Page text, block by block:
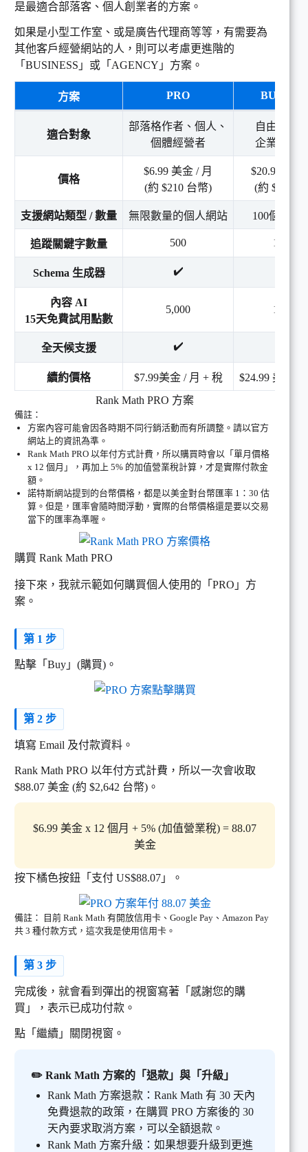
是最適合部落客、個人創業者的方案。
如果是小型工作室、或是廣告代理商等等，有需要為
其他客戶經營網站的人，則可以考慮更進階的
「BUSINESS」或「AGENCY」方案。
方案 PRO
適合對象
部落格作者、個人、
個體經營者
自由職業
企業及代
價格
$6.99 美金 / 月
(約 $210 台幣)
$20.99 美
(約 $630
支援網站類型 / 數量 無限數量的個人網站 100個客戶
追蹤關鍵字數量 500 10,000
Schema 生成器 ✔️
內容 AI
15天免費試用點數
5,000 12,000
全天候支援 ✔️
續約價格 $7.99美金 / 月 + 稅
$24.99 美金 /
Rank Math PRO 方案
備註：
方案內容可能會因各時期不同行銷活動而有所調整。請以官方
網站上的資訊為準。
Rank Math PRO 以年付方式計費，所以購買時會以「單月價格
x 12 個月」，再加上 5% 的加值營業稅計算，才是實際付款金
額。
諾特斯網站提到的台幣價格，都是以美金對台幣匯率 1：30 估
算。但是，匯率會隨時間浮動，實際的台幣價格還是要以交易
當下的匯率為準喔。
購買 Rank Math PRO
接下來，我就示範如何購買個人使用的「PRO」方
案。
第 1 步
點擊「Buy」(購買)。
第 2 步
填寫 Email 及付款資料。
Rank Math PRO 以年付方式計費，所以一次會收取
$88.07 美金 (約 $2,642 台幣)。
$6.99 美金 x 12 個月 + 5% (加值營業稅) = 88.07
美金
按下橘色按鈕「支付 US$88.07」。
備註： 目前 Rank Math 有開放信用卡、Google Pay、Amazon Pay
共 3 種付款方式，這次我是使用信用卡。
第 3 步
完成後，就會看到彈出的視窗寫著「感謝您的購
買」，表示已成功付款。
點「繼續」關閉視窗。
✏️ Rank Math 方案的「退款」與「升級」
Rank Math 方案退款：Rank Math 有 30 天內
免費退款的政策，在購買 PRO 方案後的 30
天內要求取消方案，可以全額退款。
Rank Math 方案升級：如果想要升級到更進